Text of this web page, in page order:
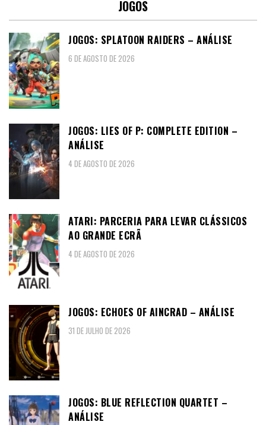
JOGOS
JOGOS: SPLATOON RAIDERS – ANÁLISE
6 DE AGOSTO DE 2026
JOGOS: LIES OF P: COMPLETE EDITION –
ANÁLISE
4 DE AGOSTO DE 2026
ATARI: PARCERIA PARA LEVAR CLÁSSICOS
AO GRANDE ECRÃ
4 DE AGOSTO DE 2026
JOGOS: ECHOES OF AINCRAD – ANÁLISE
31 DE JULHO DE 2026
JOGOS: BLUE REFLECTION QUARTET –
ANÁLISE